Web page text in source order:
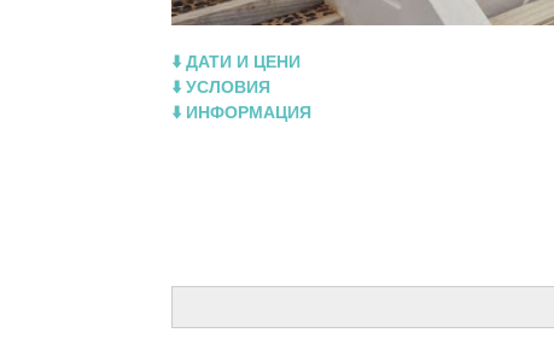
⬇️ ДАТИ И ЦЕНИ
⬇️ УСЛОВИЯ
⬇️ ИНФОРМАЦИЯ